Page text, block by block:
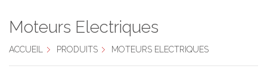
Moteurs Electriques
ACCUEIL PRODUITS MOTEURS ELECTRIQUES